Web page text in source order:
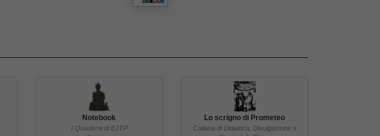
Notebook
I Quaderni di EJTP
Lo scrigno di Prometeo
Collana di Didattica, Divulgazione e